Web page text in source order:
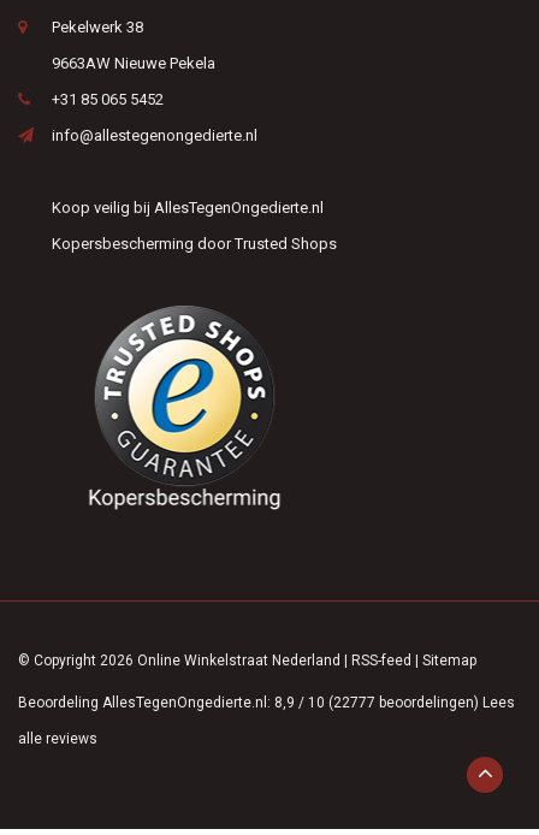
Pekelwerk 38
9663AW Nieuwe Pekela
+31 85 065 5452
info@allestegenongedierte.nl
Koop veilig bij AllesTegenOngedierte.nl
Kopersbescherming door Trusted Shops
© Copyright 2026 Online Winkelstraat Nederland | RSS-feed | Sitemap
Beoordeling AllesTegenOngedierte.nl : 8,9 / 10 (22777 beoordelingen) Lees
alle reviews